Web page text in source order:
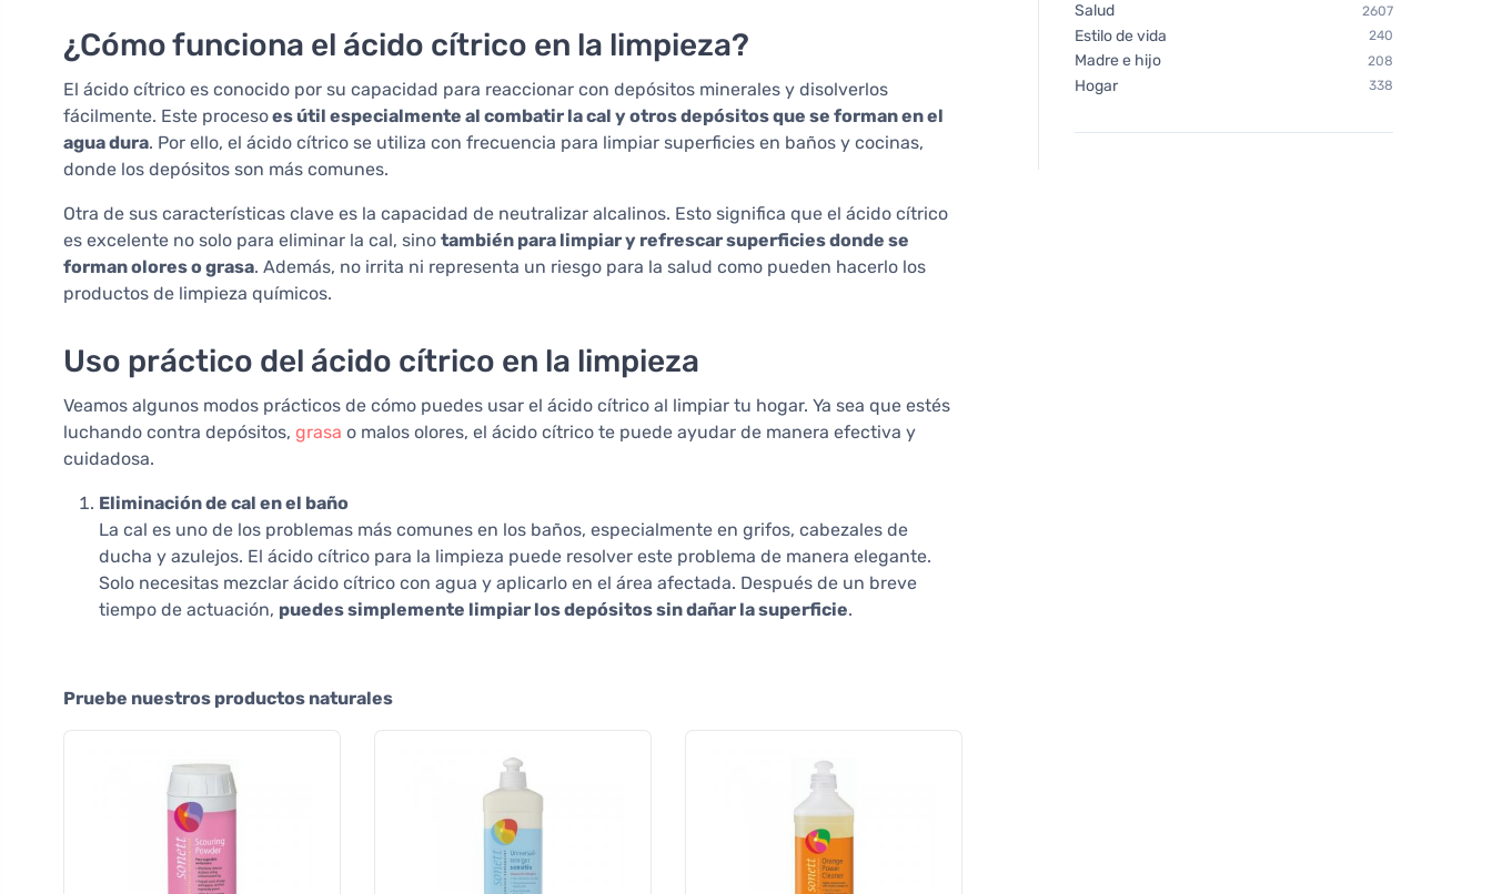
¿Cómo funciona el ácido cítrico en la limpieza?
El ácido cítrico es conocido por su capacidad para reaccionar con depósitos minerales y disolverlos
fácilmente. Este procesoes útil especialmente al combatir la cal y otros depósitos que se forman en el
agua dura. Por ello, el ácido cítrico se utiliza con frecuencia para limpiar superficies en baños y cocinas,
donde los depósitos son más comunes.
Otra de sus características clave es la capacidad de neutralizar alcalinos. Esto significa que el ácido cítrico
es excelente no solo para eliminar la cal, sino también para limpiar y refrescar superficies donde se
forman olores o grasa. Además, no irrita ni representa un riesgo para la salud como pueden hacerlo los
productos de limpieza químicos.
Uso práctico del ácido cítrico en la limpieza
Veamos algunos modos prácticos de cómo puedes usar el ácido cítrico al limpiar tu hogar. Ya sea que estés
luchando contra depósitos, grasa o malos olores, el ácido cítrico te puede ayudar de manera efectiva y
cuidadosa.
Eliminación de cal en el baño
La cal es uno de los problemas más comunes en los baños, especialmente en grifos, cabezales de
ducha y azulejos. El ácido cítrico para la limpieza puede resolver este problema de manera elegante.
Solo necesitas mezclar ácido cítrico con agua y aplicarlo en el área afectada. Después de un breve
tiempo de actuación, puedes simplemente limpiar los depósitos sin dañar la superficie.
Pruebe nuestros productos naturales
Salud 2607
Estilo de vida 240
Madre e hijo 208
Hogar 338